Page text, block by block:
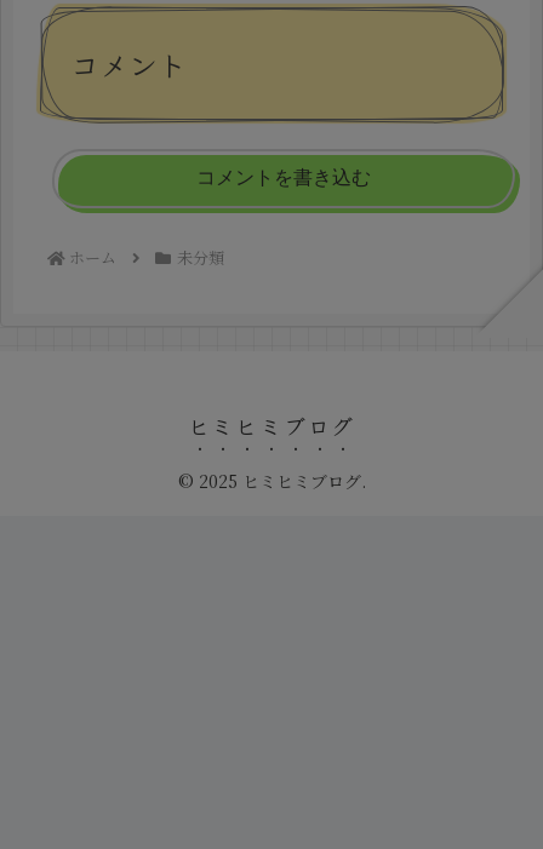
コメント
コメントを書き込む
ホーム 未分類
ヒミヒミブログ
© 2025 ヒミヒミブログ.